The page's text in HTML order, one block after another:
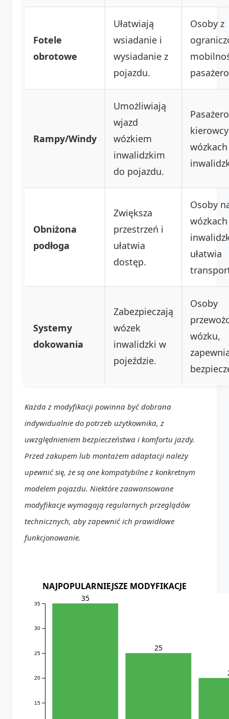
Fotele
obrotowe
Ułatwiają
wsiadanie i
wysiadanie z
pojazdu.
Osoby z
Rampy/Windy
Umożliwiają
wjazd
wózkiem
inwalidzkim
do pojazdu.
wózkach
Obniżona
podłoga
Zwiększa
przestrzeń i
ułatwia
dostęp.
Osoby
wózkach
ułatwia
Systemy
dokowania
Zabezpieczają
wózek
inwalidzki w
pojeździe.
Osoby
wózku,
Każda z modyfikacji powinna być dobrana
indywidualnie do potrzeb użytkownika, z
uwzględnieniem bezpieczeństwa i komfortu jazdy.
Przed zakupem lub montażem adaptacji należy
upewnić się, że są one kompatybilne z konkretnym
modelem pojazdu. Niektóre zaawansowane
modyfikacje wymagają regularnych przeglądów
technicznych, aby zapewnić ich prawidłowe
funkcjonowanie.
NAJPOPULARNIEJSZE MODYFIKACJE
15
20
25
30
35
35
25